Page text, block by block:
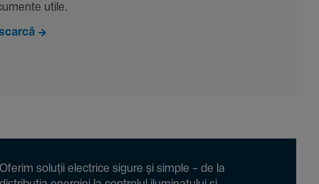
utile.
soluții electrice sigure și simple – de la